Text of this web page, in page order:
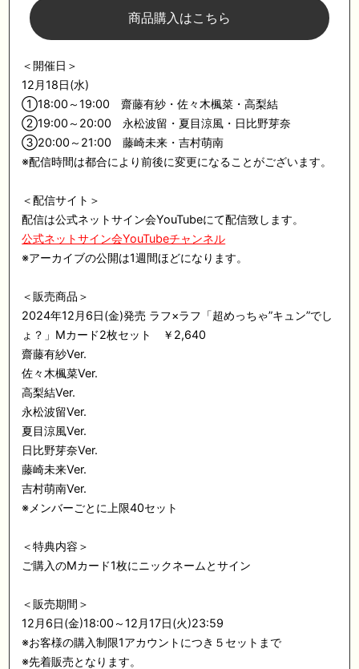
商品購入はこちら
＜開催日＞
12 月18日(水)
①18:00 ～19:00 齋藤有紗・佐々木楓菜・高梨結
②19:00 ～ 20:00 永松波留・夏目涼風・日比野芽奈
③20:00 ～ 21:00 藤崎未来・吉村萌南
※配信時間は都合により前後に変更になることがございます。
＜配信サイト＞
配信は公式ネットサイン会YouTubeにて配信致します。
公式ネットサイン会YouTubeチャンネル
※アーカイブの公開は1週間ほどになります。
＜販売商品＞
2024年12 月 6日(金)発売 ラフ×ラフ「超めっちゃ”キュン”でし
ょ？」 Mカード2枚セット ￥ 2,640
齋藤有紗Ver.
佐々木楓菜Ver.
高梨結Ver.
永松波留Ver.
夏目涼風Ver.
日比野芽奈Ver.
藤崎未来Ver.
吉村萌南Ver.
※メンバーごとに上限40セット
＜特典内容＞
ご購入のMカード1枚にニックネームとサイン
＜販売期間＞
12月6日(金)18:00 ～12 月17日(火)23:59
※お客様の購入制限1アカウントにつき５セットまで
※先着販売となります。